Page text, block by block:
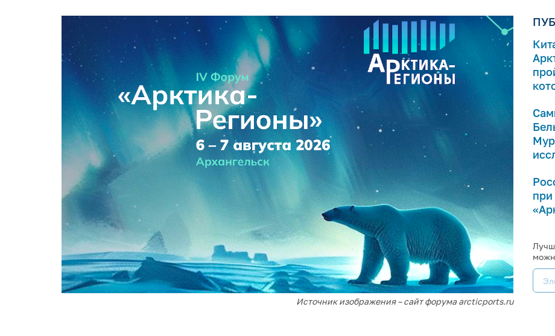
Источник изображения – сайт форума arcticports.ru